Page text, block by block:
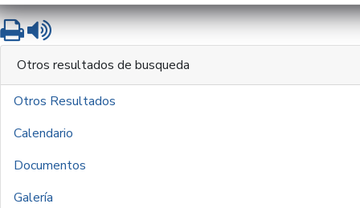
ImprimirLeer contenido
Otros resultados de busqueda
Otros Resultados
Calendario
Documentos
Galería